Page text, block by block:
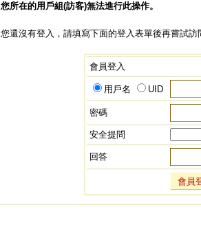
您所在的用戶組(訪客)無法進行此操作。
您還沒有登入，請填寫下面的登入表單後再嘗試訪
會員登入
用戶名 UID
密碼
安全提問
回答
會員